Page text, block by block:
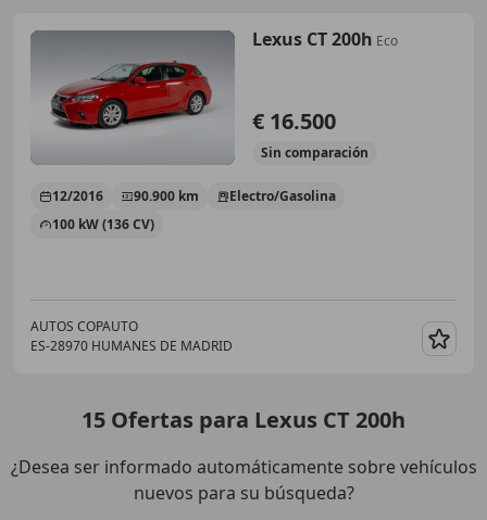
Lexus CT 200h Eco
€ 16.500
Sin comparación
12/2016 90.900 km
Electro/Gasolina
100 kW (136 CV)
AUTOS COPAUTO
ES-28970 HUMANES DE MADRID
15 Ofertas para Lexus CT 200h
¿Desea ser informado automáticamente sobre vehículos
nuevos para su búsqueda?